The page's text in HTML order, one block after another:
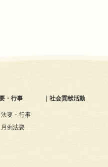
・行事
法要・行事
月例法要
社会貢献活動